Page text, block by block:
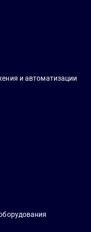
и автоматизации